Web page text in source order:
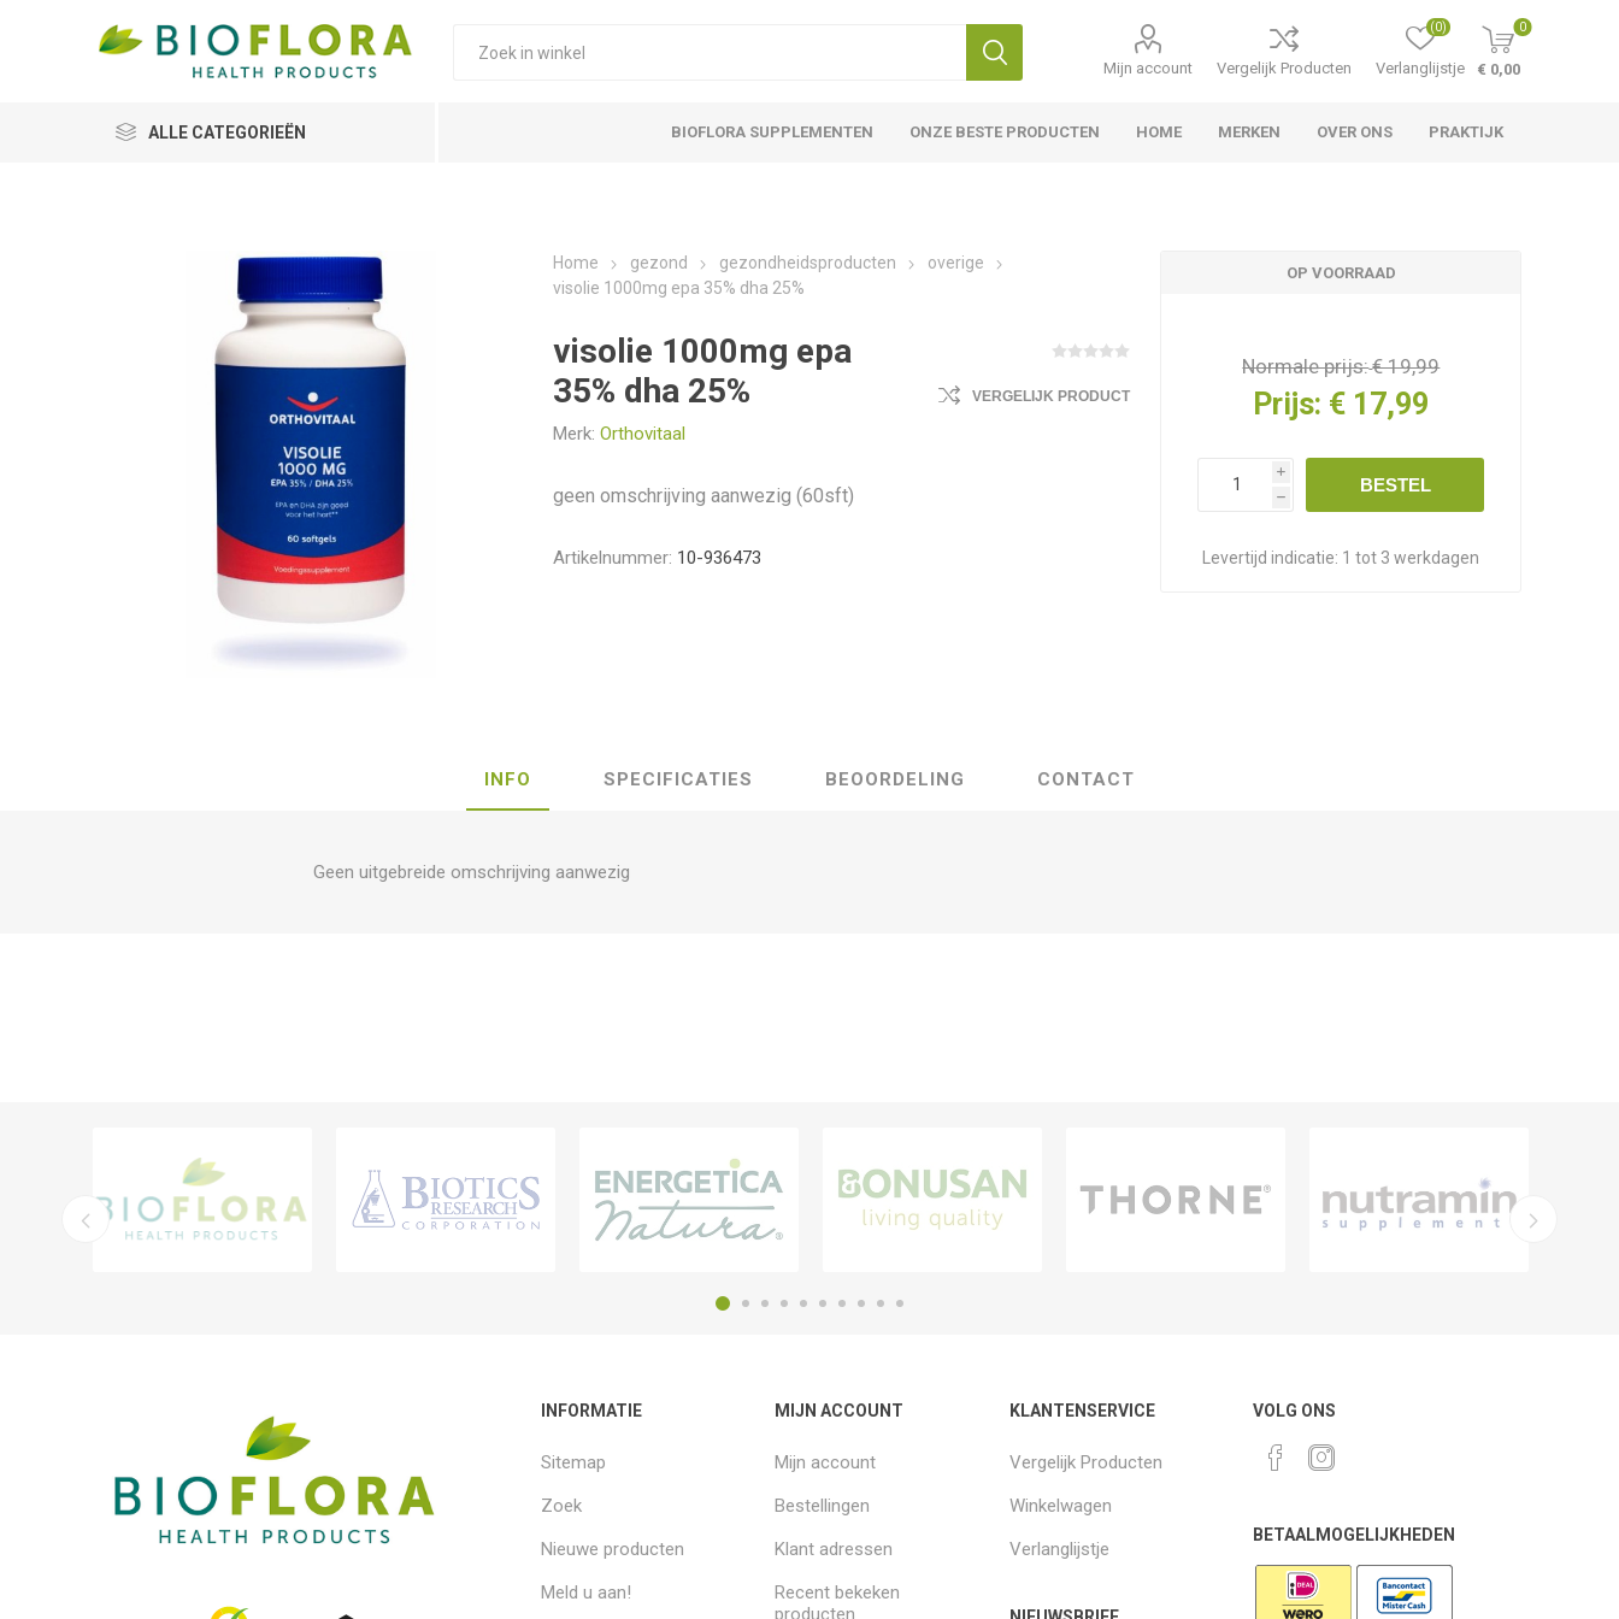
Mijn account Vergelijk Producten Verlanglijstje
(0) 0
€ 0,00
ALLE CATEGORIEËN BIOFLORA SUPPLEMENTEN ONZE BESTE PRODUCTEN HOME MERKEN OVER ONS PRAKTIJK
Home gezond gezondheidsproducten
overige
visolie 1000mg epa 35% dha 25%
visolie 1000mg epa
35% dha 25%
Merk: Orthovitaal
VERGELIJK PRODUCT
geen omschrijving aanwezig (60sft)
Artikelnummer: 10-936473
OP VOORRAAD
Normale prijs:€ 19,99
Prijs: € 17,99
i
h
BESTEL
Levertijd indicatie: 1 tot 3 werkdagen
INFO SPECIFICATIES BEOORDELING CONTACT
Geen uitgebreide omschrijving aanwezig
INFORMATIE
Sitemap
Zoek
Nieuwe producten
Meld u aan!
MIJN ACCOUNT
Mijn account
Bestellingen
Klant adressen
Recent bekeken
producten
KLANTENSERVICE
Vergelijk Producten
Winkelwagen
Verlanglijstje
VOLG ONS
BETAALMOGELIJKHEDEN